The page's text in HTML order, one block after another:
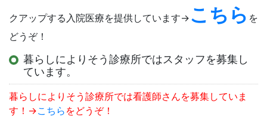
クアップする入院医療を提供しています→ こちら を
どうぞ！
暮らしによりそう診療所ではスタッフを募集し
ています。
暮らしによりそう診療所では看護師さんを募集していま
す！→こちら をどうぞ！